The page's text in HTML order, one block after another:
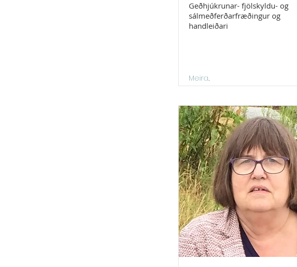
Geðhjúkrunar- fjölskyldu- og
sálmeðferðarfræðingur og
handleiðari
Meira...